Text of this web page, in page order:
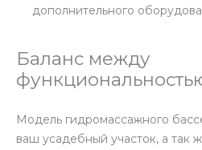
дополнительного
Баланс между
Модель гидромассажного
ваш усадебный участок, а так